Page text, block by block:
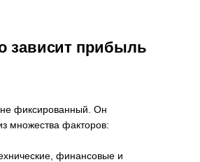
зависит прибыль
фиксированный. Он
множества факторов:
финансовые и